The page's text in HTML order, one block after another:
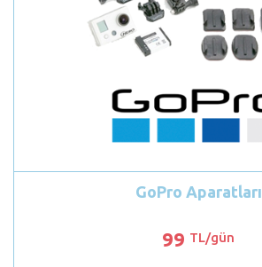
GoPro Aparatları
99 TL/gün